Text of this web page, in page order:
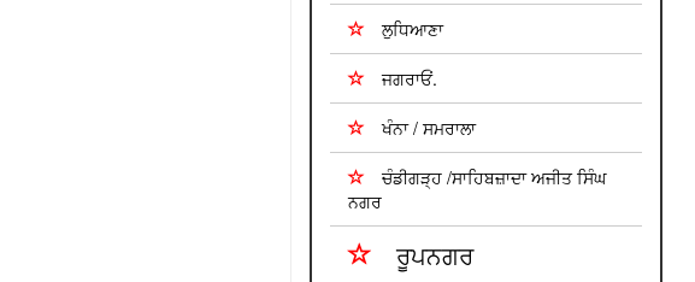
ਲੁਧਿਆਣਾ
ਜਗਰਾਓਂ.
ਖੰਨਾ / ਸਮਰਾਲਾ
ਚੰਡੀਗੜ੍ਹ /ਸਾਹਿਬਜ਼ਾਦਾ ਅਜੀਤ ਸਿੰਘ
ਨਗਰ
ਰੂਪਨਗਰ